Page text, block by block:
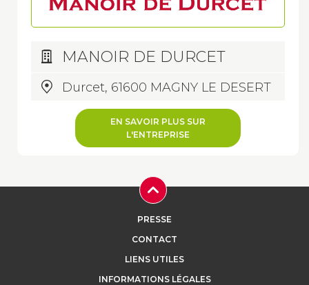
MANOIR DE DURCET
Durcet, 61600 MAGNY LE DESERT
EN SAVOIR PLUS SUR
L'ENTREPRISE
PRESSE
CONTACT
LIENS UTILES
INFORMATIONS LÉGALES